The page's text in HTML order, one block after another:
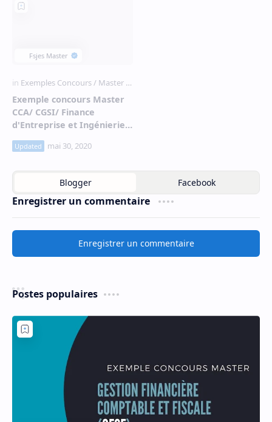
Exemple concours Master
CCA/ CGSI/ Finance
d'Entreprise et Ingénierie
Ibn Zohr Agadir
Enregistrer un commentaire
Enregistrer un commentaire
Postes populaires